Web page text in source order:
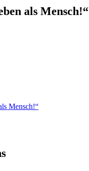
als Mensch!“
Mensch!“